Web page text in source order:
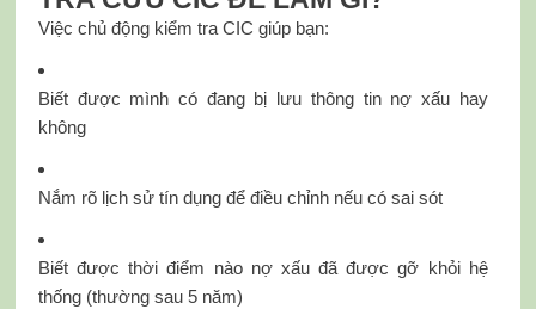
Việc chủ động kiểm tra CIC giúp bạn:
Biết được mình có đang bị lưu thông tin nợ xấu hay
không
Nắm rõ lịch sử tín dụng để điều chỉnh nếu có sai sót
Biết được thời điểm nào nợ xấu đã được gỡ khỏi hệ
thống (thường sau 5 năm)